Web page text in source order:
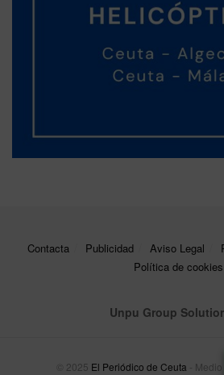
Contacta Publicidad Aviso Legal
Política de cookies
Unpu Group
© 2025 El Periódico de Ceuta -